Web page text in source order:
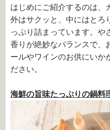
はじめにご紹介するのは、
外はサクッと、中にはとろ
っぷり詰まっています。や
香りが絶妙なバランスで、
ールやワインのお供にいか
ださい。
海鮮の旨味たっぷりの鍋料